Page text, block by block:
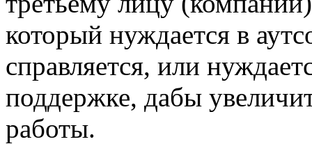
который нуждается в
справляется, или
поддержке, дабы
работы.